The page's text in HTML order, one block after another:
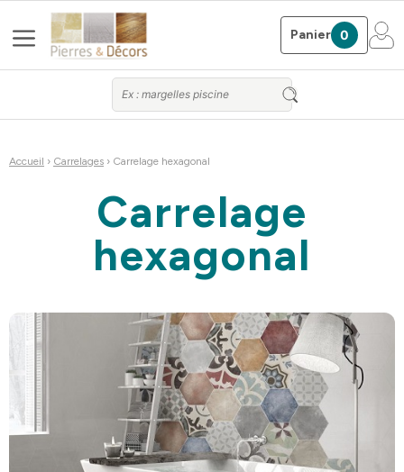
au
contenu
Menu Panier 0
Accueil › Carrelages › Carrelage hexagonal
Carrelage
hexagonal